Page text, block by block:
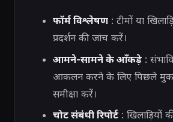
फॉर्म विश्लेषण: टीमों या
प्रदर्शन की जांच करें।
आमने-सामने के आँकड़े:
आकलन करने के लिए पिछले
समीक्षा करें।
चोट संबंधी रिपोर्ट: खिलाड़ियों